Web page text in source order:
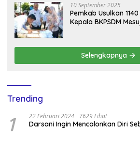
10 September 2025
Pemkab Usulkan
Kepala BKPSDM
Selengkapnya
Trending
1 22 Februari 2024 7629 Lihat
Darsani Ingin Mencalonkan Diri